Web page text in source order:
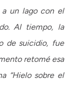
a un lago con el
Al tiempo, la
de suicidio, fue
retomé esa
“Hielo sobre el